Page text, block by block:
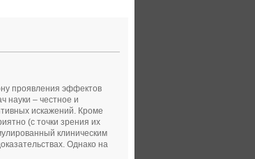
проявления эффектов
науки – честное и
искажений. Кроме
(с точки зрения их
клиническим
Однако на